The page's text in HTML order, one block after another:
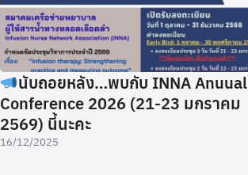
นับถอยหลัง…พบกับ INNA Anuual
Conference 2026 (21-23 มกราคม
2569) นี้นะคะ
16/12/2025